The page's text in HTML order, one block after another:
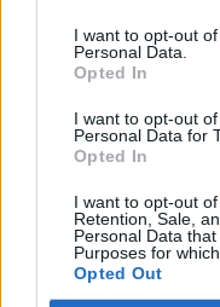
I want to opt-out
Personal Data.
Opted In
I want to opt-out
Personal Data for
Opted In
I want to opt-out
Retention, Sale,
Personal Data
Purposes for
Opted Out
Sveikata
Plaukai mažiau
riebaluosis: į šampūną
tereikia įberti vieną
ingredientą